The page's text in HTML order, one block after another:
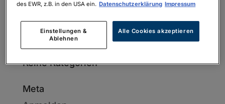
Kategorien
Keine Kategorien
Meta
des EWR, z.B. in den USA ein. Datenschutzerklärung Impressum
Einstellungen &
Ablehnen
Alle Cookies akzeptieren